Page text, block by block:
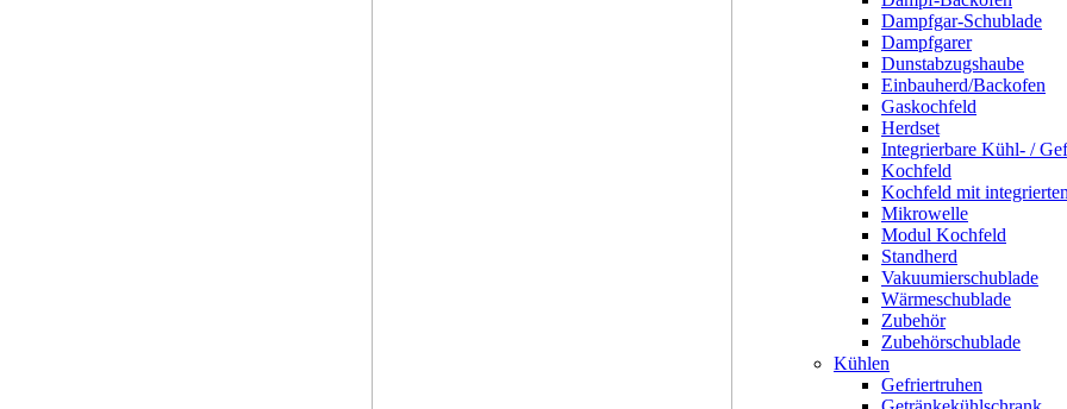
Dampfgar-Schublade
Dampfgarer
Dunstabzugshaube
Einbauherd/Backofen
Gaskochfeld
Herdset
Integrierbare Kühl- /
Kochfeld
Kochfeld mit
Mikrowelle
Modul Kochfeld
Standherd
Vakuumierschublade
Wärmeschublade
Zubehör
Zubehörschublade
Kühlen
Gefriertruhen